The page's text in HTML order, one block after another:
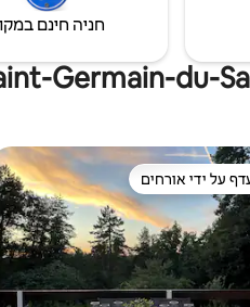
חניה חינם
בקרב נכסים מועדפים על ידי אורחים
על ידי אורחים